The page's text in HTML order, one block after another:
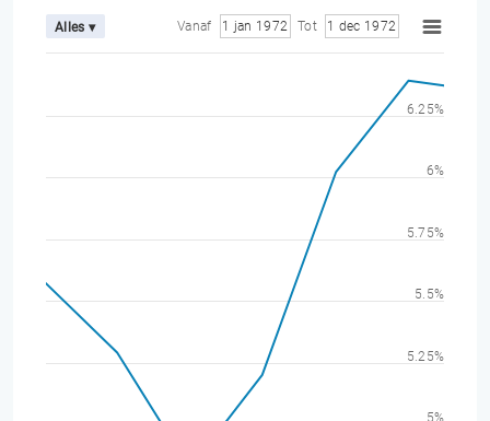
Alles ▾ Vanaf 1 jan 1972 Tot 1 dec 1972
5%
5.25%
5.5%
5.75%
6%
6.25%